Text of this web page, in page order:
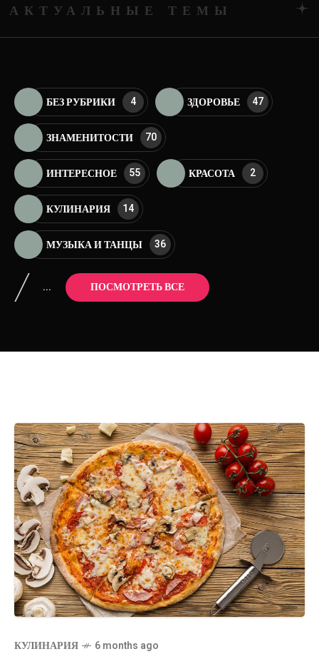
БЕЗ РУБРИКИ 4 ЗДОРОВЬЕ 47
ЗНАМЕНИТОСТИ 70
ИНТЕРЕСНОЕ 55 КРАСОТА 2
КУЛИНАРИЯ 14
МУЗЫКА И ТАНЦЫ 36
... ПОСМОТРЕТЬ ВСЕ
КУЛИНАРИЯ 6 months ago